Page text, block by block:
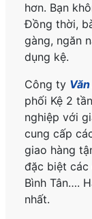
hơn. Bạn
Đồng thời,
gàng, ngăn
dụng kệ.
Công ty
phối Kệ 2
nghiệp với
cung cấp
giao hàng
đặc biệt các
Bình Tân….
nhất.